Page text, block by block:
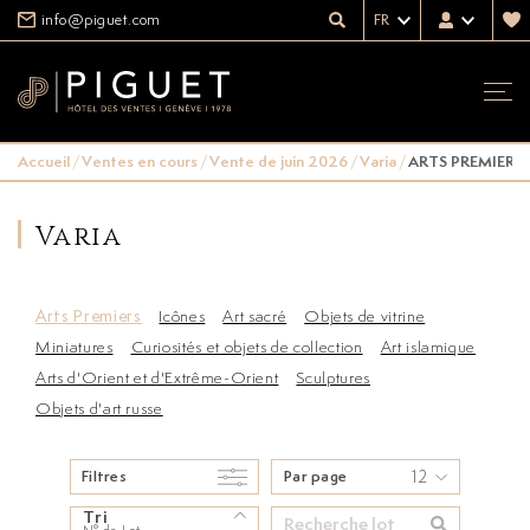
info@piguet.com FR
Accueil/Ventes en cours/Vente de juin 2026/Varia/ARTS PREMIERS
Varia
Arts Premiers Icônes Art sacré
Objets de vitrine
Miniatures
Curiosités et objets de collection
Art islamique
Arts d'Orient et d'Extrême-Orient
Sculptures
Objets d'art russe
Filtres Par page 12
Tri